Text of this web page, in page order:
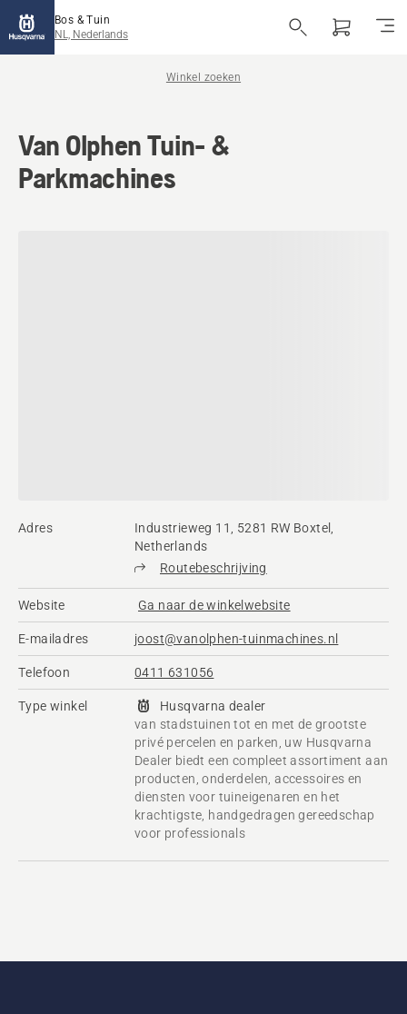
Bos & Tuin
NL, Nederlands
Winkel zoeken
Van Olphen Tuin- &
Parkmachines
Adres
Industrieweg 11, 5281 RW Boxtel,
Netherlands
Routebeschrijving
Website Ga naar de winkelwebsite
E-mailadres joost@vanolphen-tuinmachines.nl
Telefoon 0411 631056
Type winkel
Husqvarna dealer
van stadstuinen tot en met de grootste
privé percelen en parken, uw Husqvarna
Dealer biedt een compleet assortiment aan
producten, onderdelen, accessoires en
diensten voor tuineigenaren en het
krachtigste, handgedragen gereedschap
voor professionals